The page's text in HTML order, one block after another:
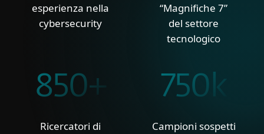
esperienza nella
cybersecurity
“Magnifiche 7”
del settore
tecnologico
850+
Ricercatori di
750k
Campioni sospetti